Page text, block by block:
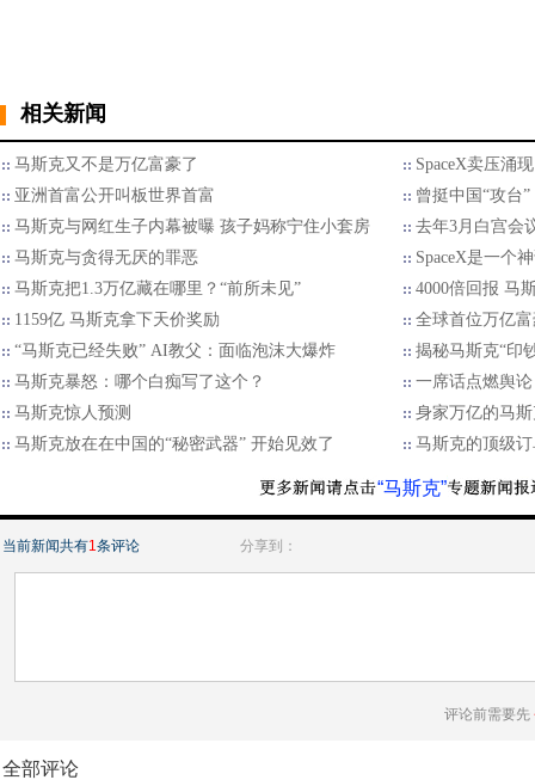
相关新闻
马斯克又不是万亿富豪了
SpaceX卖压涌
亚洲首富公开叫板世界首富
曾挺中国“攻台
马斯克与网红生子内幕被曝 孩子妈称宁住小套房
去年3月白宫会
马斯克与贪得无厌的罪恶
SpaceX是一个
马斯克把1.3万亿藏在哪里？“前所未见”
4000倍回报 马
1159亿 马斯克拿下天价奖励
全球首位万亿
“马斯克已经失败” AI教父：面临泡沫大爆炸
揭秘马斯克“印
马斯克暴怒：哪个白痴写了这个？
一席话点燃舆
马斯克惊人预测
身家万亿的马
马斯克放在在中国的“秘密武器” 开始见效了
马斯克的顶级
“马斯克”
当前新闻共有1条评论 分享到：
评论前需要先
全部评论